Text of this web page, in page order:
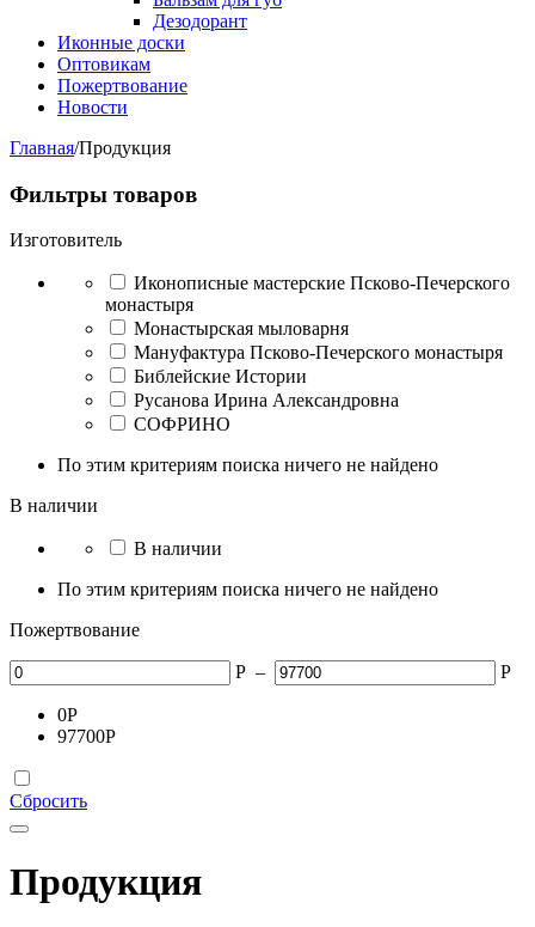
Дезодорант
Иконные доски
Оптовикам
Пожертвование
Новости
Главная/Продукция
Фильтры товаров
Изготовитель
Иконописные мастерские Псково-Печерского
монастыря
Монастырская мыловарня
Мануфактура Псково-Печерского монастыря
Библейские Истории
Русанова Ирина Александровна
СОФРИНО
По этим критериям поиска ничего не найдено
В наличии
В наличии
По этим критериям поиска ничего не найдено
Пожертвование
Р – Р
0Р
97700Р
Сбросить
Продукция